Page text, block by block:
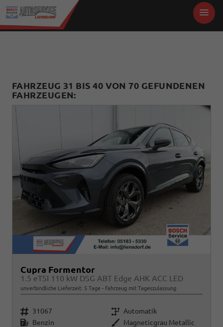
FAHRZEUG 31 BIS 40 VON 70 GEFUNDENEN
FAHRZEUGEN:
Cupra Formentor
1.5 eTSI 110 kW DSG ABT Edge AHK ACC LED
unverbindliche Lieferzeit: 5 Tage Fahrzeug mit Tageszulassung
Fahrzeugnr. 31067 Getriebe Automatik
Kraftstoff Benzin Außenfarbe Magneticgrau Metallic